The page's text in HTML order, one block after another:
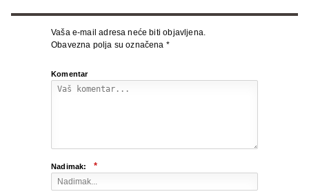
Vaša e-mail adresa neće biti objavljena.
Obavezna polja su označena *
Komentar
Nadimak: *